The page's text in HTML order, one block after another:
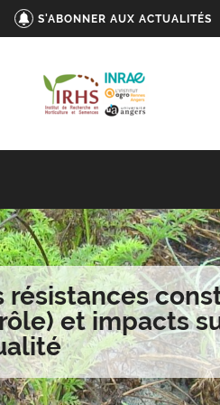
S'ABONNER AUX ACTUALITÉS
et impacts